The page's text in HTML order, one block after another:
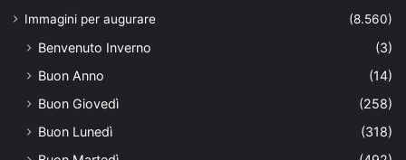
Immagini per augurare (8.560)
Benvenuto Inverno
(3)
Buon Anno
(14)
Buon Giovedì
(258)
Buon Lunedì
(318)